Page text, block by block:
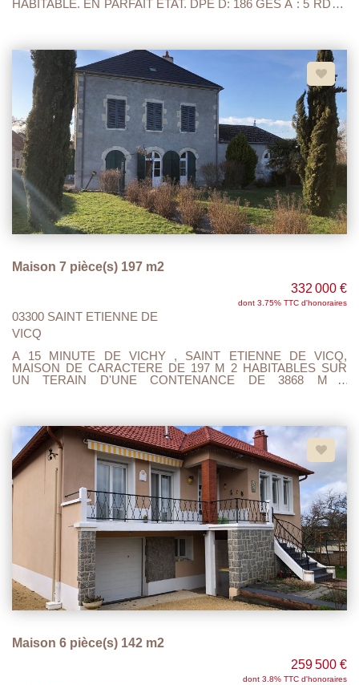
HABITABLE. EN PARFAIT ETAT. DPE D: 186 GES A : 5 RDC :
12.31M2 / 13.98 M2) UNE SALLE DE BAIN AVEC WC DE 3.91
M2. AINSI QU'UN GARAGE DE 32 M2 FAISANT OFFICE
D'ATELIER D'ARTISTE PEINTRE AVEC LA POSSIBILITE DE
CREER UNE TERRASSE AU DESSUS . DOUBLE
VITRAGE,VMC,CHAUFFAGE ELECTRIQUE, POELE A
GRANULES,TOUT A L'EGOUT...
Maison 7 pièce(s) 197 m2
332 000 €
dont 3.75% TTC d'honoraires
03300 SAINT ETIENNE DE
VICQ
A 15 MINUTE DE VICHY , SAINT ETIENNE DE VICQ,
MAISON DE CARACTERE DE 197 M 2 HABITABLES SUR
UN TERAIN D'UNE CONTENANCE DE 3868 M 2
CHAUFFERIE. AU 1 ER ETAGE : UNE SALLE DE DOUCHE
AVEC WC, ET 5 CHAMBRES. DE PLUS, LES COMBLES
SONT AMENAGEABLES. LA TOITURE EST
NEUVE,CLIMATISATION DANS LA CUISINE SEJOUR,
CHAUDIERE A GRANULES AVEC SON SILO , DOUBLE
VITRAGE, ASSAINISSEMENT INDIVIDUEL CONFORME.
300 M2 DE DEPENDANCES ET UN PUIT VIENNENT
COMPLETER CE BIEN AINSI QUE 2 BELLES CAVES
VOUTEES. A LA CAMPAGNE, AU CALME AVEC VUE
DEGAGEE. A VISITER ET FAIRE OFFRE..
Maison 6 pièce(s) 142 m2
259 500 €
dont 3.8% TTC d'honoraires